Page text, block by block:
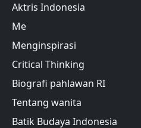
Aktris Indonesia
Me
Menginspirasi
Critical Thinking
Biografi pahlawan RI
Tentang wanita
Batik Budaya Indonesia